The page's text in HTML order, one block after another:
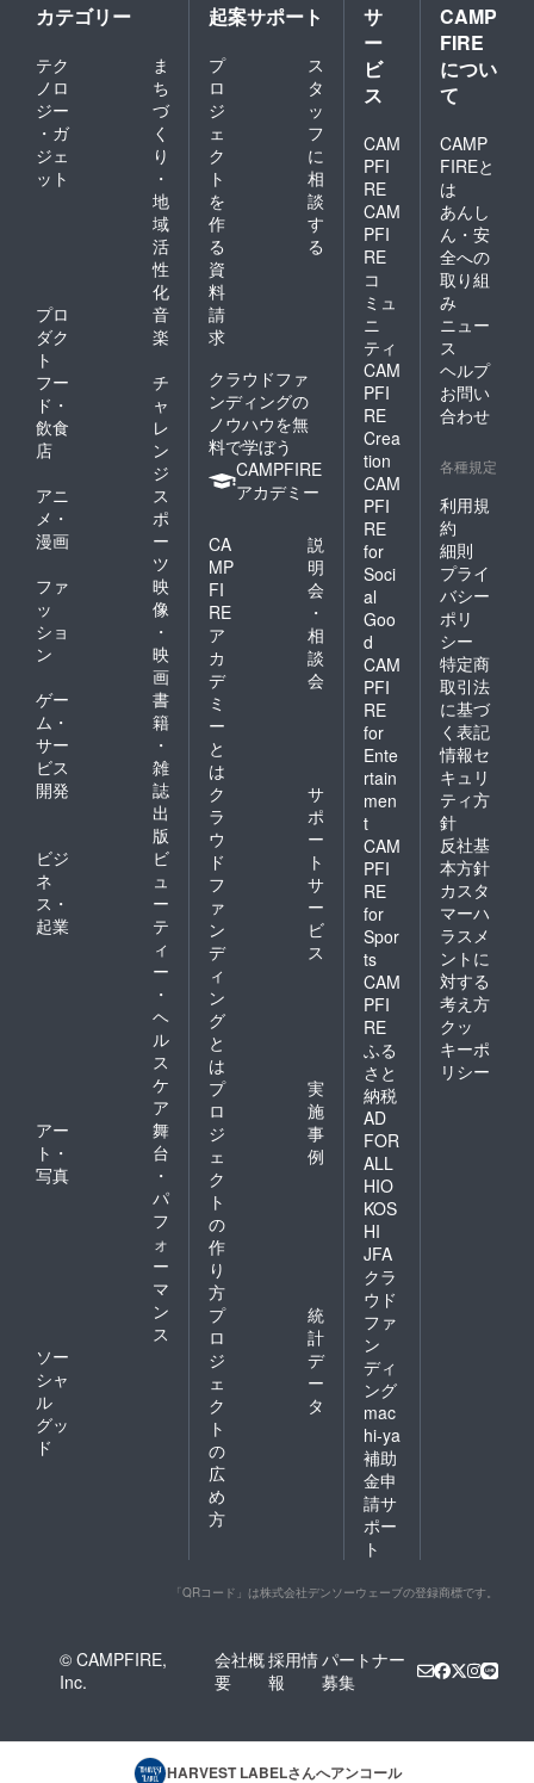
カテゴリー
テク
ノロ
ジー
・ガ
ジェ
ット
ま
ち
づ
く
り
・
地
域
活
性
化
プロ
ダク
ト
音
楽
フー
ド・
飲食
店
チ
ャ
レ
ン
ジ
アニ
メ・
漫画
ス
ポ
ー
ツ
ファ
ッ
ショ
ン
映
像
・
映
画
ゲー
ム・
サー
ビス
開発
書
籍
・
雑
誌
出
版
ビジ
ネ
ス・
起業
ビ
ュ
ー
テ
ィ
ー
・
ヘ
ル
ス
ケ
ア
アー
ト・
写真
舞
台
・
パ
フ
ォ
ー
マ
ン
ス
ソー
シャ
ル
グッ
ド
起案サポート
プ
ロ
ジ
ェ
ク
ト
を
作
る
ス
タ
ッ
フ
に
相
談
す
る
資
料
請
求
クラウドファ
ンディングの
ノウハウを無
料で学ぼう
CAMPFIRE
アカデミー
CA
MP
FI
RE
ア
カ
デ
ミ
ー
と
は
説
明
会
・
相
談
会
ク
ラ
ウ
ド
フ
ァ
ン
デ
ィ
ン
グ
と
は
サ
ポ
ー
ト
サ
ー
ビ
ス
プ
ロ
ジ
ェ
ク
ト
の
作
り
方
実
施
事
例
プ
ロ
ジ
ェ
ク
ト
の
広
め
方
統
計
デ
ー
タ
サ
ー
ビ
ス
CAM
PFI
RE
CAM
PFI
RE
コ
ミュ
ニ
ティ
CAM
PFI
RE
Crea
tion
CAM
PFI
RE
for
Soci
al
Goo
d
CAM
PFI
RE
for
Ente
rtain
men
t
CAM
PFI
RE
for
Spor
ts
CAM
PFI
RE
ふる
さと
納税
AD
FOR
ALL
HIO
KOS
HI
JFA
クラ
ウド
ファ
ン
ディ
ング
mac
hi-ya
補助
金申
請サ
ポー
ト
CAMP
FIRE
につい
て
CAMP
FIREと
は
あんし
ん・安
全への
取り組
み
ニュー
ス
ヘルプ
お問い
合わせ
各種規定
利用規
約
細則
プライ
バシー
ポリ
シー
特定商
取引法
に基づ
く表記
情報セ
キュリ
ティ方
針
反社基
本方針
カスタ
マーハ
ラスメ
ントに
対する
考え方
クッ
キーポ
リシー
「QRコード」は株式会社デンソーウェーブの登録商標です。
© CAMPFIRE,
Inc.
会社概
要
採用情
報
パートナー
募集
HARVEST LABELさんへアンコール